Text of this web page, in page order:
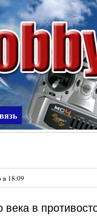
в 18:09
века в